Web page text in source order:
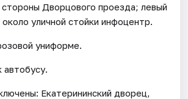
Дворцового проезда; левый
уличной стойки инфоцентр.
униформе.
автобусу.
Екатерининский дворец,